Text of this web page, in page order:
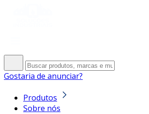
Gostaria de anunciar?
Produtos
Sobre nós